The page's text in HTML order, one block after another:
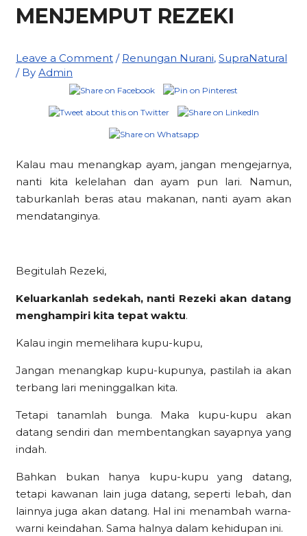
MENJEMPUT REZEKI
Leave a Comment / Renungan Nurani,SupraNatural
/ ByAdmin
Kalau mau menangkap ayam, jangan mengejarnya,
nanti kita kelelahan dan ayam pun lari. Namun,
taburkanlah beras atau makanan, nanti ayam akan
mendatanginya.
Begitulah Rezeki,
Keluarkanlah sedekah, nanti Rezeki akan datang
menghampiri kita tepat waktu.
Kalau ingin memelihara kupu-kupu,
Jangan menangkap kupu-kupunya, pastilah ia akan
terbang lari meninggalkan kita.
Tetapi tanamlah bunga. Maka kupu-kupu akan
datang sendiri dan membentangkan sayapnya yang
indah.
Bahkan bukan hanya kupu-kupu yang datang,
tetapi kawanan lain juga datang, seperti lebah, dan
lainnya juga akan datang. Hal ini menambah warna-
warni keindahan. Sama halnya dalam kehidupan ini.